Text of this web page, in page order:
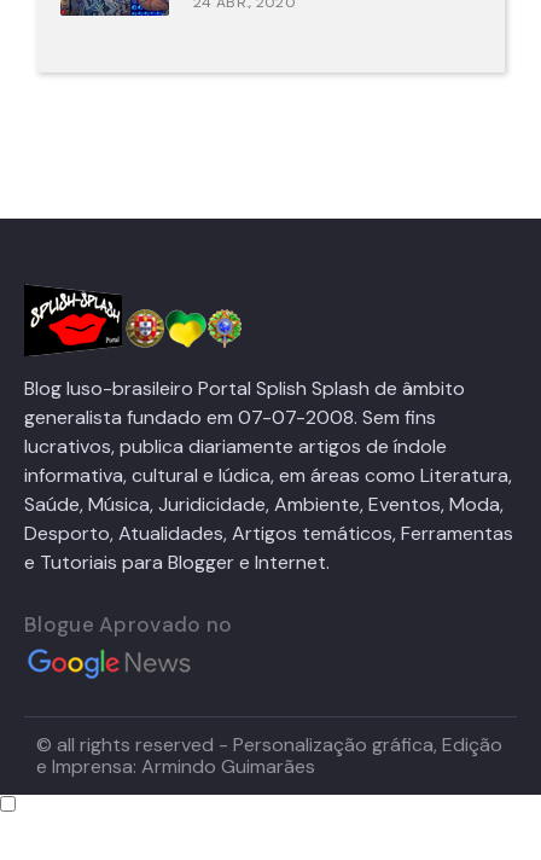
Blog luso-brasileiro Portal Splish Splash de âmbito
generalista fundado em 07-07-2008. Sem fins
lucrativos, publica diariamente artigos de índole
informativa, cultural e lúdica, em áreas como Literatura,
Saúde, Música, Juridicidade, Ambiente, Eventos, Moda,
Desporto, Atualidades, Artigos temáticos, Ferramentas
e Tutoriais para Blogger e Internet.
Blogue Aprovado no
© all rights reserved - Personalização gráfica, Edição
e Imprensa: Armindo Guimarães